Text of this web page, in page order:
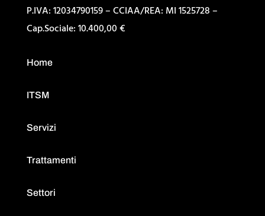
P.IVA: 12034790159 – CCIAA/REA: MI 1525728 –
Cap.Sociale: 10.400,00 €
Home
ITSM
Servizi
Trattamenti
Settori